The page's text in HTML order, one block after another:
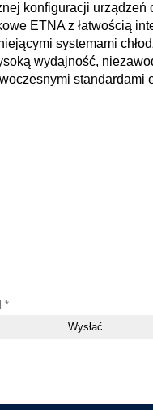
konfiguracji urządzeń
ETNA z łatwością
systemami
wydajność,
standardami